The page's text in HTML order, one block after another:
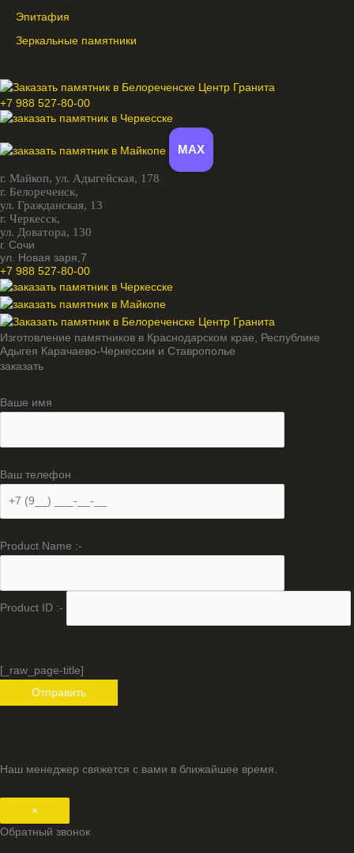
Эпитафия
Зеркальные памятники
+7 988 527-80-00
MAX
г. Майкоп, ул. Адыгейская, 178
г. Белореченск,
ул. Гражданская, 13
г. Черкесск,
ул. Доватора, 130
г. Сочи
ул. Новая заря,7
+7 988 527-80-00
Изготовление памятников в Краснодарском крае, Республике
Адыгея Карачаево-Черкессии и Ставрополье
заказать
Ваше имя
Ваш телефон
Product Name :-
Product ID :-
[_raw_page-title]
Наш менеджер свяжется с вами в ближайшее время.
×
Обратный звонок